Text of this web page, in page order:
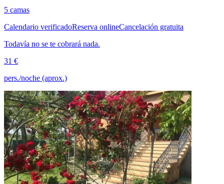
5 camas
Calendario verificadoReserva onlineCancelación gratuita
Todavía no se te cobrará nada.
31 €
pers./noche (aprox.)